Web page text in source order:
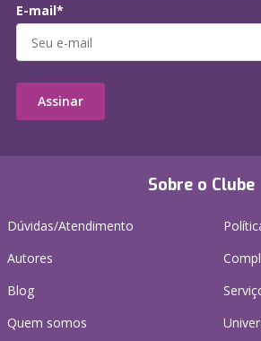
Sobre o Clube
Dúvidas/Atendimento
Autores
Blog
Quem somos
E-mail*
Assinar